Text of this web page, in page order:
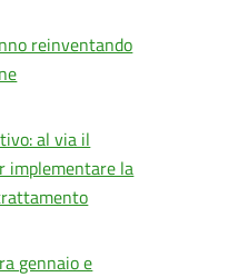
reinventando
al via il
implementare la
gennaio e